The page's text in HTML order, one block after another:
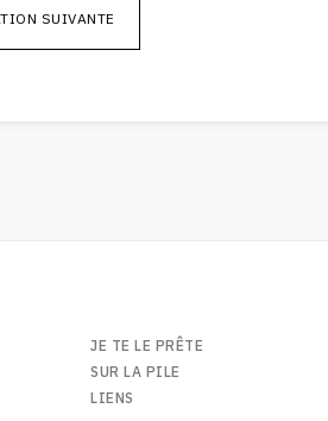
SUIVANTE
JE TE LE PRÊTE
SUR LA PILE
LIENS